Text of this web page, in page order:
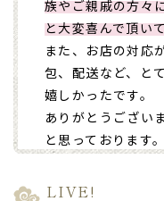
族やご親戚の方々
と大変喜んで頂い
また、お店の対応
包、配送など、と
嬉しかったです。
ありがとうござい
と思っております。
ご購入頂いた商品：
LIVE!